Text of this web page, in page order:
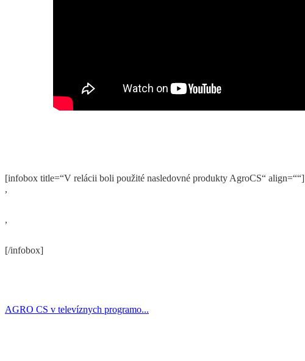
[infobox title=“V relácii boli použité nasledovné produkty AgroCS“ align=““]
,
,
[/infobox]
AGRO CS v televíznych programo...